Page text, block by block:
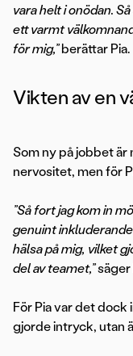
vara helt i onödan.
ett varmt
för mig,” berättar Pia.
Vikten av en
Som ny på jobbet
nervositet, men för
”Så fort jag kom in
genuint
hälsa på mig, vilket
del av teamet,”säger
För Pia var det
gjorde intryck, utan